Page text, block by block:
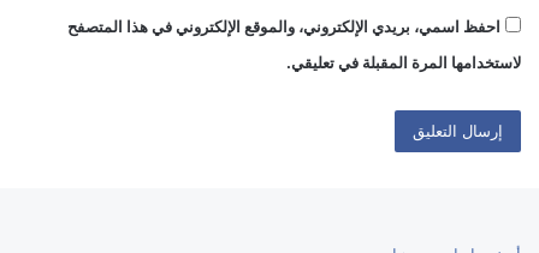
احفظ اسمي، بريدي الإلكتروني، والموقع الإلكتروني في هذا المتصفح
لاستخدامها المرة المقبلة في تعليقي.